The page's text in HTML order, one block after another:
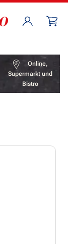
Online,
Supermarkt und
Bistro